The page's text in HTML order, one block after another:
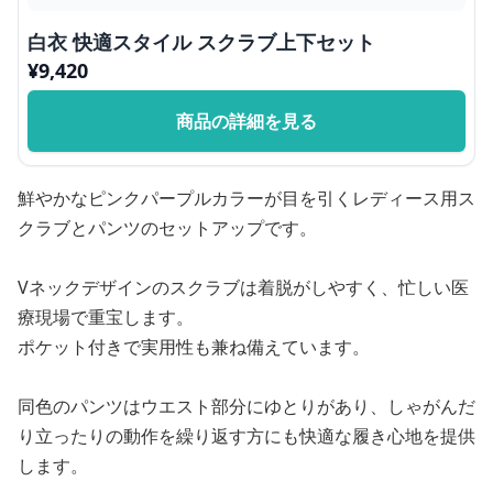
白衣 快適スタイル スクラブ上下セット
¥9,420
商品の詳細を見る
鮮やかなピンクパープルカラーが目を引くレディース用ス
クラブとパンツのセットアップです。
Vネックデザインのスクラブは着脱がしやすく、忙しい医
療現場で重宝します。
ポケット付きで実用性も兼ね備えています。
同色のパンツはウエスト部分にゆとりがあり、しゃがんだ
り立ったりの動作を繰り返す方にも快適な履き心地を提供
します。